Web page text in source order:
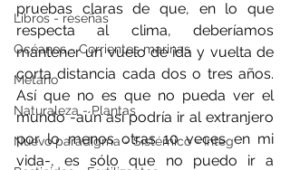
Libros - reseñas
Océanos - Corrientes marinas
Metano
Naturaleza - Plantas
Nuevo paradigma - Sistémico - Integ
pruebas claras de que, en lo que
respecta al clima, deberíamos
mantener un vuelo de ida y vuelta de
corta distancia cada dos o tres años.
Así que no es que no pueda ver el
mundo -aún así podría ir al extranjero
por lo menos otras 10 veces en mi
vida-, es sólo que no puedo ir a